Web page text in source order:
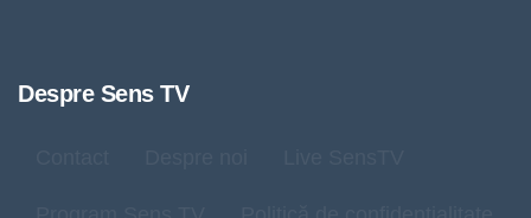
Despre Sens TV